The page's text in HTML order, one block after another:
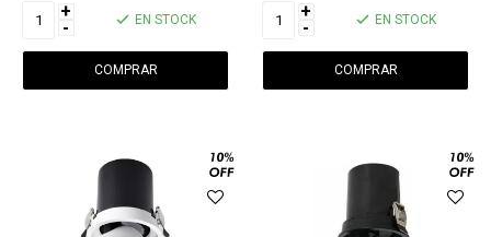
+
- EN STOCK +
- EN STOCK